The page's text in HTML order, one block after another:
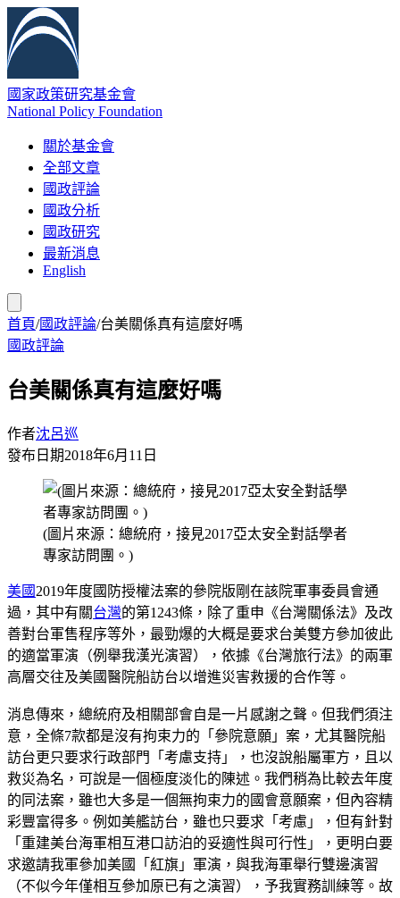
國家政策研究基金會
National Policy Foundation
關於基金會
全部文章
國政評論
國政分析
國政研究
最新消息
English
首頁/國政評論/台美關係真有這麼好嗎
國政評論
台美關係真有這麼好嗎
作者沈呂巡
發布日期2018年6月11日
(圖片來源：總統府，接見2017亞太安全對話學者
專家訪問團。)
美國 2019年度國防授權法案的參院版剛在該院軍事委員會通
過，其中有關台灣的第1243條，除了重申《台灣關係法》及改
善對台軍售程序等外，最勁爆的大概是要求台美雙方參加彼此
的適當軍演（例舉我漢光演習），依據《台灣旅行法》的兩軍
高層交往及美國醫院船訪台以增進災害救援的合作等。
消息傳來，總統府及相關部會自是一片感謝之聲。但我們須注
意，全條7款都是沒有拘束力的「參院意願」案，尤其醫院船
訪台更只要求行政部門「考慮支持」，也沒說船屬軍方，且以
救災為名，可說是一個極度淡化的陳述。我們稍為比較去年度
的同法案，雖也大多是一個無拘束力的國會意願案，但內容精
彩豐富得多。例如美艦訪台，雖也只要求「考慮」，但有針對
「重建美台海軍相互港口訪泊的妥適性與可行性」，更明白要
求邀請我軍參加美國「紅旗」軍演，與我海軍舉行雙邊演習
（不似今年僅相互參加原已有之演習），予我實務訓練等。故